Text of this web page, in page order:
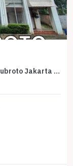
For Sale Gedung Lama Prime Area Gatot Subroto Jakarta Setalan